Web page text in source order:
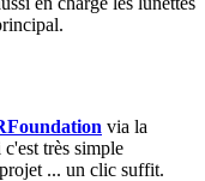
via la
très simple
... un clic suffit.